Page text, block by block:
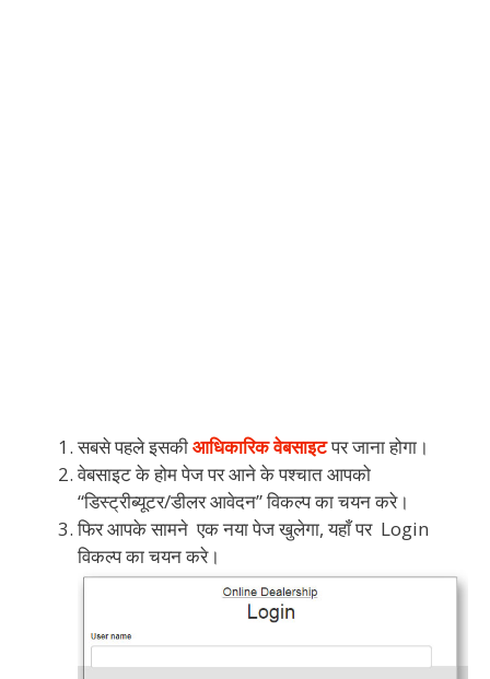
सबसे पहले इसकीआधिकारिक वेबसाइटपर जाना होगा।
वेबसाइट के होम पेज पर आने के पश्चात आपको
“डिस्ट्रीब्यूटर/डीलर आवेदन” विकल्प का चयन करे।
फिर आपके सामने एक नया पेज खुलेगा, यहाँ पर Login
विकल्प का चयन करे।